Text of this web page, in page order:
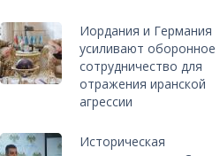
Иордания и Германия
усиливают оборонное
сотрудничество для
отражения иранской
агрессии
Историческая